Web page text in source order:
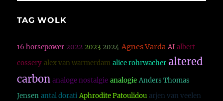
TAG WOLK
16 horsepower 2022 2023 2024 Agnes Varda AI albert
cossery alex van warmerdam alice rohrwacher altered
carbon analoge nostalgie analogie Anders Thomas
Jensen antal dorati Aphrodite Patoulidou arjen van veelen